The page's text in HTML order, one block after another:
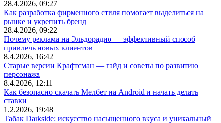
28.4.2026, 09:27
Как разработка фирменного стиля помогает выделиться на
рынке и укрепить бренд
28.4.2026, 09:22
Почему реклама на Эльдорадио — эффективный способ
привлечь новых клиентов
8.4.2026, 16:42
Старые версии Крафтсман — гайд и советы по развитию
персонажа
8.4.2026, 12:11
Как безопасно скачать Мелбет на Android и начать делать
ставки
1.2.2026, 19:48
Табак Darkside: искусство насыщенного вкуса и уникальный